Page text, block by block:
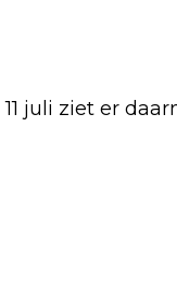
juli ziet er